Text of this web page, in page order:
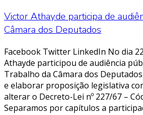
Victor Athayde participa de
Câmara dos Deputados
Facebook Twitter LinkedIn No dia
Athayde participou de audiência
Trabalho da Câmara dos
e elaborar proposição legislativa
alterar o Decreto-Lei nº 227/67 –
Separamos por capítulos a